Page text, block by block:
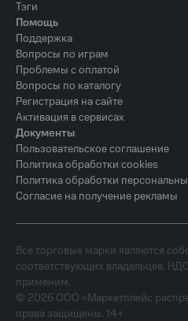
Тэги
Помощь
Поддержка
Вопросы по играм
Проблемы с оплатой
Вопросы по каталогу
Регистрация на сайте
Активация в сервисах
Документы
Пользовательское соглашение
Политика обработки cookies
Политика обработки
Согласие на получение рекламы
Все торговые марки являются
соответствующих владельцев.
применим.
© 2026 ООО «Маркетплейс
права защищены. 14+